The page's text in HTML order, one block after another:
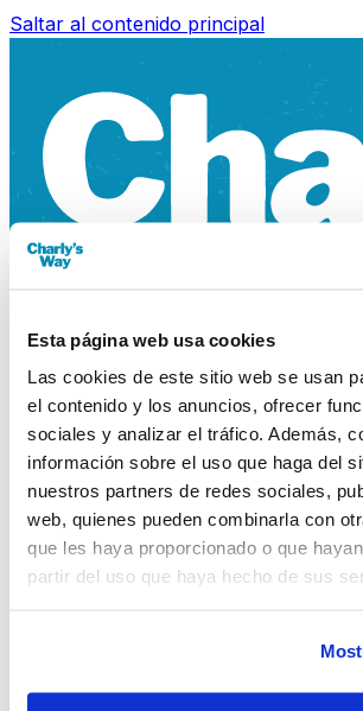
Esta página web usa cookies
Las cookies de este sitio web se usan
el contenido y los anuncios, ofrecer
sociales y analizar el tráfico. Además,
información sobre el uso que haga del
nuestros partners de redes sociales,
web, quienes pueden combinarla con
que les haya proporcionado o que
partir del uso que haya hecho de sus
Saltar al contenido principal